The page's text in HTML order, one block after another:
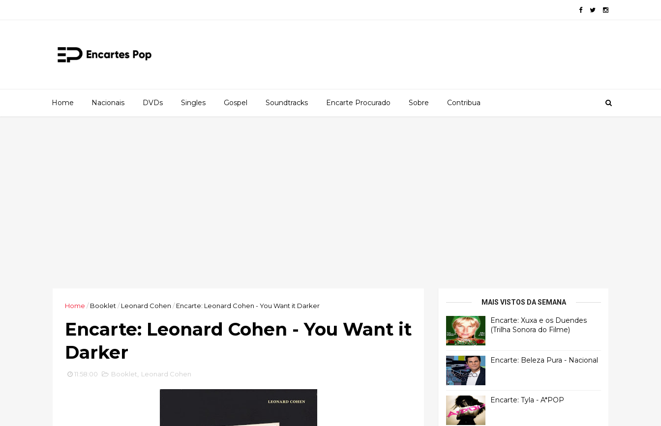
Home Nacionais DVDs Singles Gospel Soundtracks Encarte Procurado Sobre Contribua
Home / Booklet / Leonard Cohen / Encarte: Leonard Cohen - You Want it Darker
Encarte: Leonard Cohen - You Want it
Darker
11:58:00 Booklet Leonard Cohen
MAIS VISTOS DA SEMANA
Encarte: Xuxa e os Duendes
(Trilha Sonora do Filme)
Encarte: Beleza Pura - Nacional
Encarte: Tyla - A*POP